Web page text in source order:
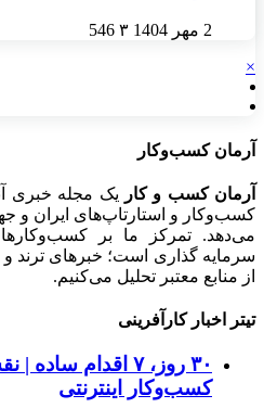
2 مهر 1404 ۳ 546
×
آرمان کسب‌وکار
آرمان کسب و کار
یک مجله خبری
کسب‌وکار و استارتاپ‌های ایران و
می‌دهد. تمرکز ما بر کسب‌وکارهای
سرمایه گذاری است؛ خبرهای ترند و
از منابع معتبر تحلیل می‌کنیم.
تیتر اخبار کارآفرینی
۳۰ روز، ۷ اقدام
کسب‌وکار اینترنتی